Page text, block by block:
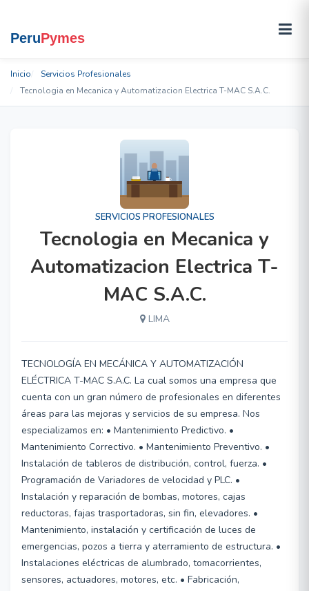
Inicio
Servicios Profesionales
Tecnologia en Mecanica y Automatizacion Electrica T-MAC S.A.C.
SERVICIOS PROFESIONALES
Tecnologia en Mecanica y
Automatizacion Electrica T-
MAC S.A.C.
LIMA
TECNOLOGÍA EN MECÁNICA Y AUTOMATIZACIÓN
ELÉCTRICA T-MAC S.A.C. La cual somos una empresa que
cuenta con un gran número de profesionales en diferentes
áreas para las mejoras y servicios de su empresa. Nos
especializamos en: • Mantenimiento Predictivo. •
Mantenimiento Correctivo. • Mantenimiento Preventivo. •
Instalación de tableros de distribución, control, fuerza. •
Programación de Variadores de velocidad y PLC. •
Instalación y reparación de bombas, motores, cajas
reductoras, fajas trasportadoras, sin fin, elevadores. •
Mantenimiento, instalación y certificación de luces de
emergencias, pozos a tierra y aterramiento de estructura. •
Instalaciones eléctricas de alumbrado, tomacorrientes,
sensores, actuadores, motores, etc. • Fabricación,